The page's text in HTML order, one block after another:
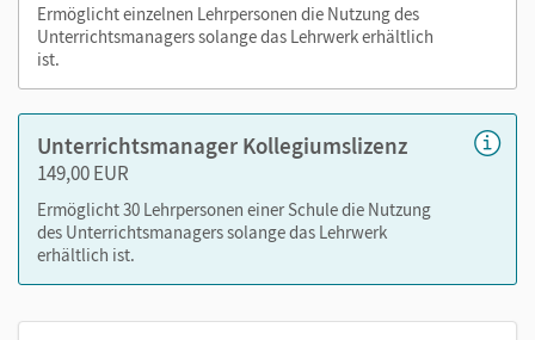
Animierte Lernvideos zu betriebswirtschaftlichen
Kernthemen
Schulungsfilm
Nutzen Sie den Unterrichtsmanager auf lernen.cornelsen.de
oder über die Cornelsen Lernen App.
Ermöglicht einzelnen Lehrpersonen die Nutzung des
Unterrichtsmanagers solange das Lehrwerk erhältlich
ist.
Unterrichtsmanager Kollegiumslizenz
149,00 EUR
Ermöglicht 30 Lehrpersonen einer Schule die Nutzung
des Unterrichtsmanagers solange das Lehrwerk
erhältlich ist.